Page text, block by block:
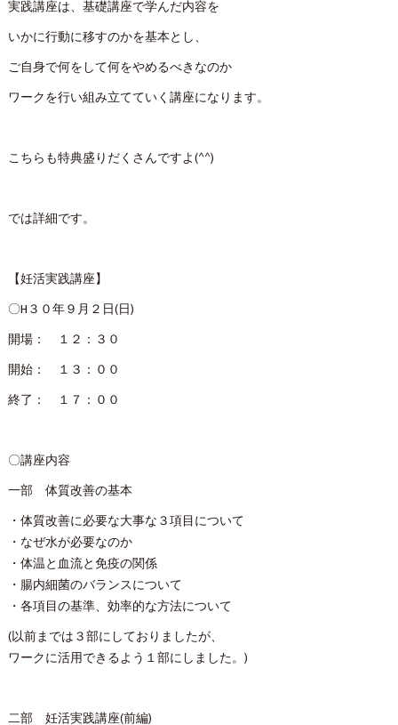
実践講座は、基礎講座で学んだ内容を
いかに行動に移すのかを基本とし、
ご自身で何をして何をやめるべきなのか
ワークを行い組み立てていく講座になります。
こちらも特典盛りだくさんですよ(^^)
では詳細です。
【妊活実践講座】
〇H３０年９月２日(日)
開場： １２：３０
開始： １３：００
終了： １７：００
〇講座内容
一部 体質改善の基本
・体質改善に必要な大事な３項目について
・なぜ水が必要なのか
・体温と血流と免疫の関係
・腸内細菌のバランスについて
・各項目の基準、効率的な方法について
(以前までは３部にしておりましたが、
ワークに活用できるよう１部にしました。)
二部 妊活実践講座(前編)